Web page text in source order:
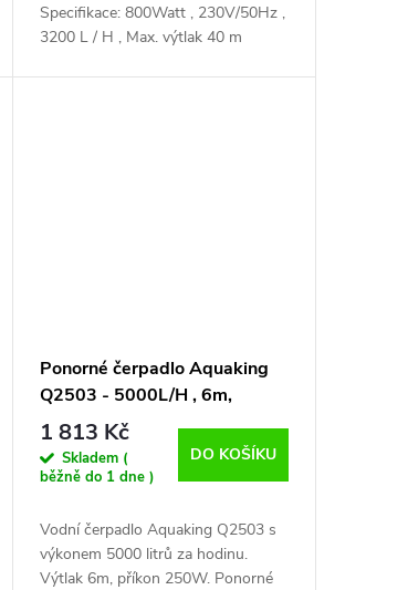
Specifikace: 800Watt , 230V/50Hz ,
3200 L / H , Max. výtlak 40 m
Ponorné čerpadlo Aquaking
Q2503 - 5000L/H , 6m,
250W
1 813 Kč
Skladem (
běžně do 1 dne )
DO KOŠÍKU
Vodní čerpadlo Aquaking Q2503 s
výkonem 5000 litrů za hodinu.
Výtlak 6m, příkon 250W. Ponorné